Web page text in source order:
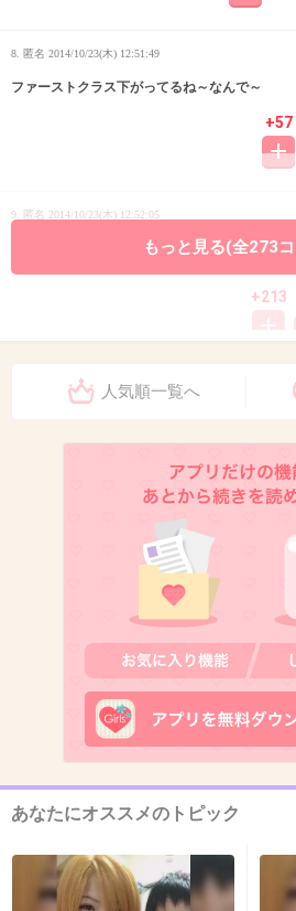
8. 匿名 2014/10/23(木) 12:51:49
ファーストクラス下がってるね～なんで～
+57
9. 匿名 2014/10/23(木) 12:52:05
確かに面白い！
+213
2014/10/23(木) 12:52:05
+229
2014/10/23(木) 12:52:09
ファーストクラスは録画し
+345
えー昨日のファーストクラス、面白かったけど
もっと見る(全273
人気順一覧へ
あなたにオススメのトピック